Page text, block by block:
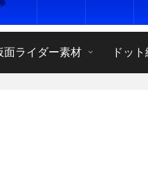
面ライダー素材 ドッ